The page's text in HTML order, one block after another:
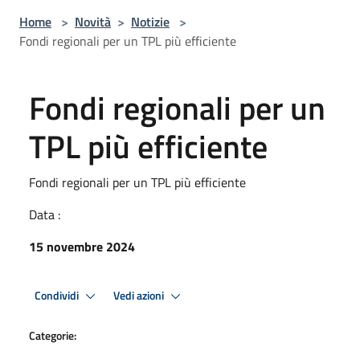
Home > Novità > Notizie >
Fondi regionali per un TPL più efficiente
Fondi regionali per un
TPL più efficiente
Fondi regionali per un TPL più efficiente
Data :
15 novembre 2024
Condividi Vedi azioni
Categorie: